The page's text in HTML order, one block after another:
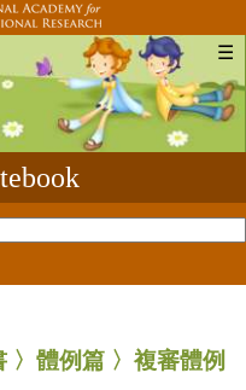
☰
〉體例篇 〉複審體例